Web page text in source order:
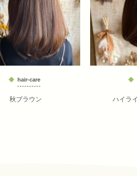
hair-care
秋ブラウン ハイラ